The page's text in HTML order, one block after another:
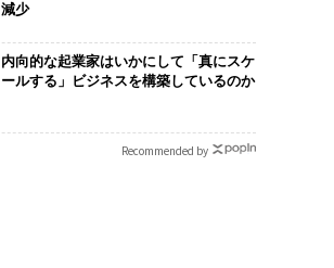
減少
内向的な起業家はいかにして「真にスケ
ールする」ビジネスを構築しているのか
Recommended by